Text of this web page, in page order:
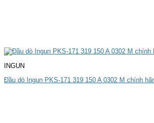
INGUN
Đầu dò Ingun PKS-171 319 150 A 0302 M chính